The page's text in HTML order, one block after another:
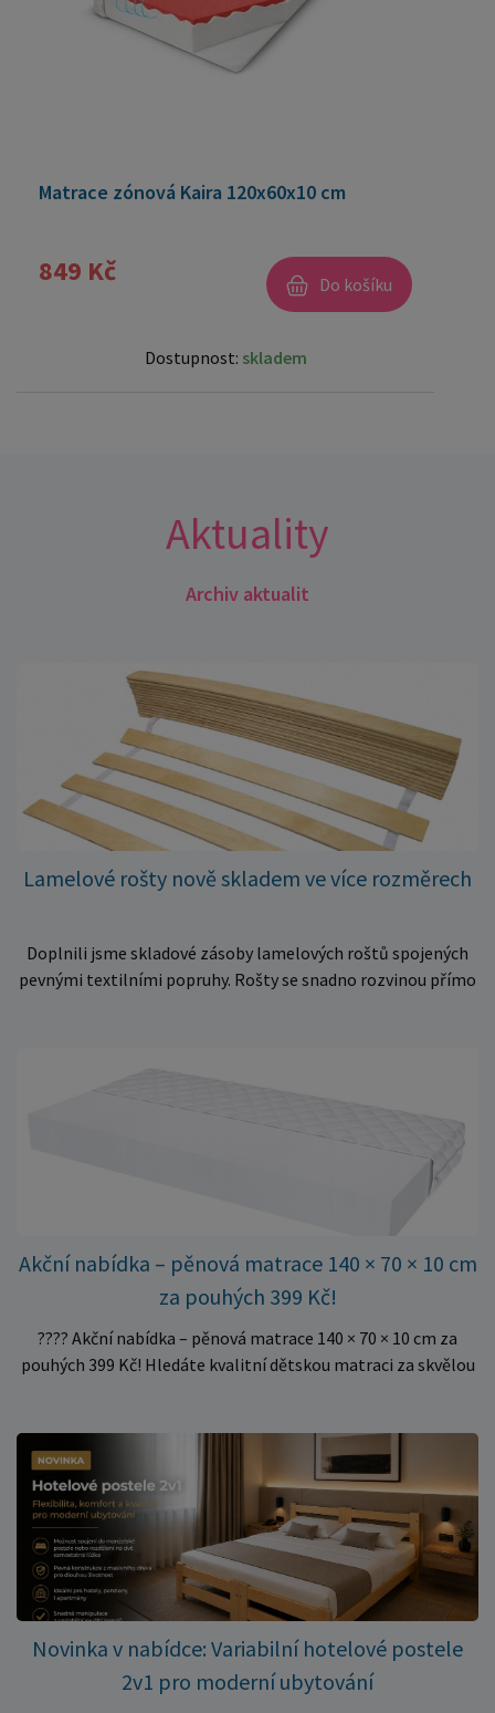
Matrace zónová Kaira 120x60x10 cm
849 Kč Do košíku
Dostupnost: skladem
Aktuality
Archiv aktualit
Lamelové rošty nově skladem ve více rozměrech
Doplnili jsme skladové zásoby lamelových roštů spojených
pevnými textilními popruhy. Rošty se snadno rozvinou přímo
množství kusů, proto můžeme objednávky rychle expedovat.
Vyberte si vhodný rozměr a dopřejte své matraci kvalitní
podklad za výhodnou cenu.
Akční nabídka – pěnová matrace 140 × 70 × 10 cm
za pouhých 399 Kč!
???? Akční nabídka – pěnová matrace 140 × 70 × 10 cm za
pouhých 399 Kč! Hledáte kvalitní dětskou matraci za skvělou
✅ Pohodlné pěnové jádro pro komfortní spánek dítěte ✅
Skvělá volba do dětských postýlek ✅ Výjimečně výhodná cena
– jen 399 Kč Využijte této mimořádné nabídky a pořiďte
kvalitní matraci za cenu, která patří k nejvýhodnějším na
trhu. Akce platí pouze do vyprodání zásob. Nakupujte chytře a
ušetřete!
Novinka v nabídce: Variabilní hotelové postele
2v1 pro moderní ubytování